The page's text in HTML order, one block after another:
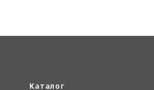
Каталог